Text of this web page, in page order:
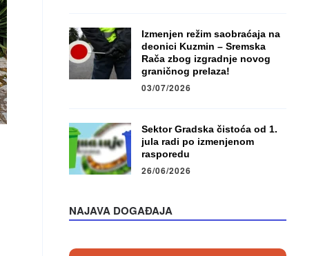
Izmenjen režim saobraćaja na
deonici Kuzmin – Sremska
Rača zbog izgradnje novog
graničnog prelaza!
03/07/2026
Sektor Gradska čistoća od 1.
jula radi po izmenjenom
rasporedu
26/06/2026
NAJAVA DOGAĐAJA